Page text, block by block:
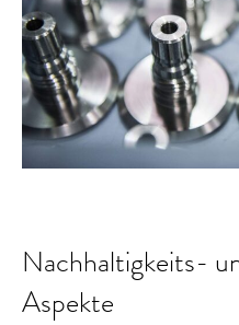
Nachhaltigkeits-
Aspekte